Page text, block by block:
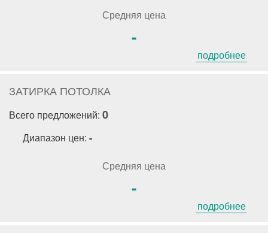
Средняя цена
-
подробнее
ЗАТИРКА ПОТОЛКА
Всего предложений: 0
Диапазон цен: -
Средняя цена
-
подробнее